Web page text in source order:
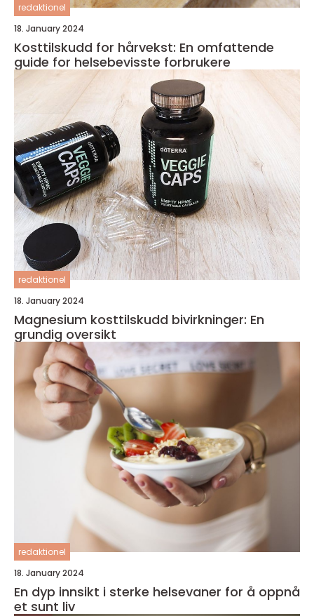
redaktionel
18. January 2024
Kosttilskudd for hårvekst: En omfattende
guide for helsebevisste forbrukere
redaktionel
18. January 2024
Magnesium kosttilskudd bivirkninger: En
grundig oversikt
redaktionel
18. January 2024
En dyp innsikt i sterke helsevaner for å oppnå
et sunt liv